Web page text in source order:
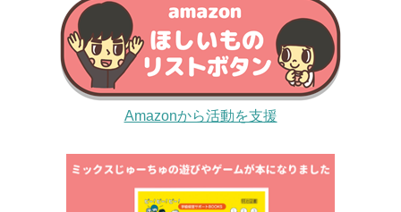
Amazonから活動を支援